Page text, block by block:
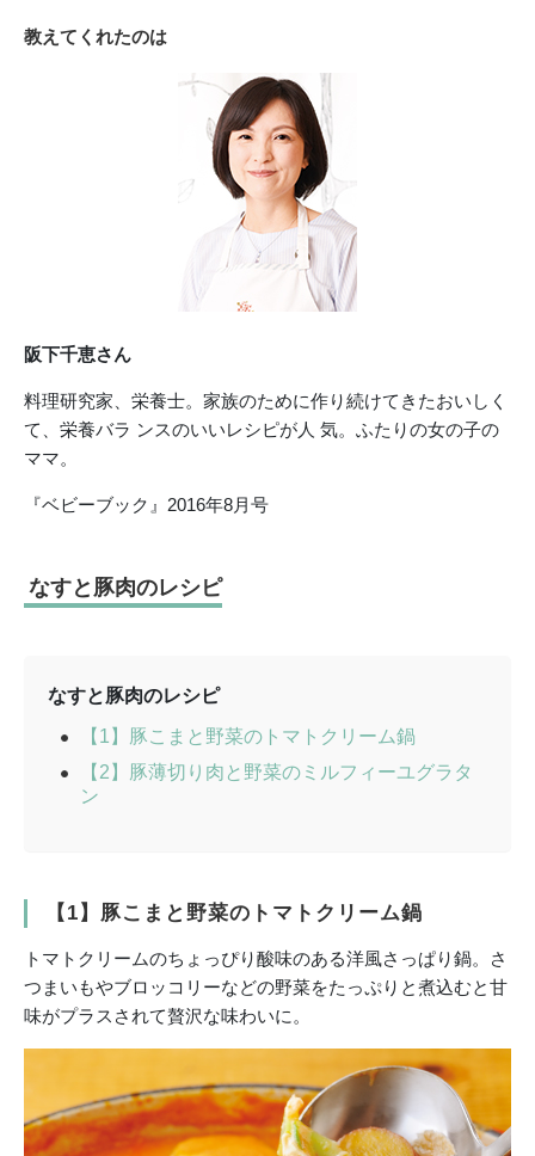
教えてくれたのは
阪下千恵さん
料理研究家、栄養士。家族のために作り続けてきたおいしく
て、栄養バラ ンスのいいレシピが人 気。ふたりの女の子の
ママ。
『ベビーブック』2016年8月号
なすと豚肉のレシピ
なすと豚肉のレシピ
【1】豚こまと野菜のトマトクリーム鍋
【2】豚薄切り肉と野菜のミルフィーユグラタ
ン
【1】豚こまと野菜のトマトクリーム鍋
トマトクリームのちょっぴり酸味のある洋風さっぱり鍋。さ
つまいもやブロッコリーなどの野菜をたっぷりと煮込むと甘
味がプラスされて贅沢な味わいに。